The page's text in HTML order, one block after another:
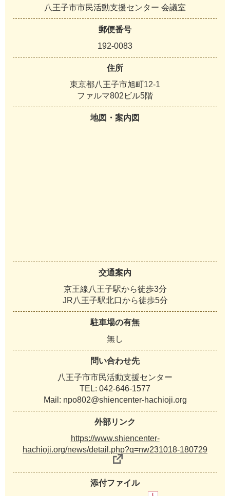
八王子市市民活動支援センター 会議室
郵便番号
192-0083
住所
東京都八王子市旭町12-1
ファルマ802ビル5階
地図・案内図
交通案内
京王線八王子駅から徒歩3分
JR八王子駅北口から徒歩5分
駐車場の有無
無し
問い合わせ先
八王子市市民活動支援センター
TEL: 042-646-1577
Mail: npo802@shiencenter-hachioji.org
外部リンク
https://www.shiencenter-
hachioji.org/news/detail.php?q=nw231018-180729
添付ファイル